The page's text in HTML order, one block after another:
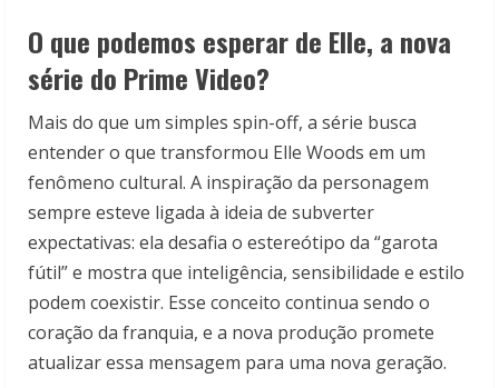
O que podemos esperar de Elle, a nova
série do Prime Video?
Mais do que um simples spin-off, a série busca
entender o que transformou Elle Woods em um
fenômeno cultural. A inspiração da personagem
sempre esteve ligada à ideia de subverter
expectativas: ela desafia o estereótipo da “garota
fútil” e mostra que inteligência, sensibilidade e estilo
podem coexistir. Esse conceito continua sendo o
coração da franquia, e a nova produção promete
atualizar essa mensagem para uma nova geração.